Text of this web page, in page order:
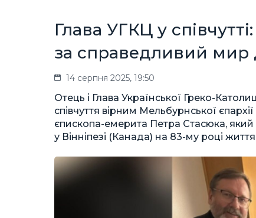
Глава УГКЦ у
за справедливий мир
14 серпня 2025, 19:50
Отець і Глава Української Греко-
співчуття вірним Мельбурнської
єпископа-емерита Петра Стасюка, який
у Вінніпезі (Канада) на 83-му році